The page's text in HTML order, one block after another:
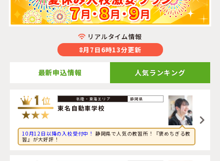
リアルタイム情報
8月7日6時13分更新
最新申込情報
2026年8月7日
旅行に興味のある社会人が宮崎県・
梅田学園ドライビング
スクール生目校に申し込みました。
2026年8月7日
グルメに興味のある高校生が新潟県・田上自動車学校に申
人気ランキング
静岡県
東名自動車学校
10月12日以降の入校受付中！ 静岡県で人気の教習所！『褒めちぎる教
習』が大好評！